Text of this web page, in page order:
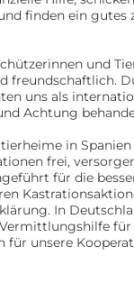
finden ein gutes
und
freundschaftlich.
uns als
Achtung
in
frei,
für die
In
für
für unsere